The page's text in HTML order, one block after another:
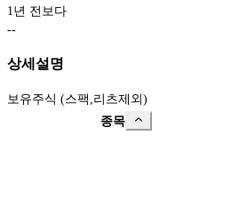
1년 전보다
--
상세설명
보유주식 (스팩,리츠제외)
종목